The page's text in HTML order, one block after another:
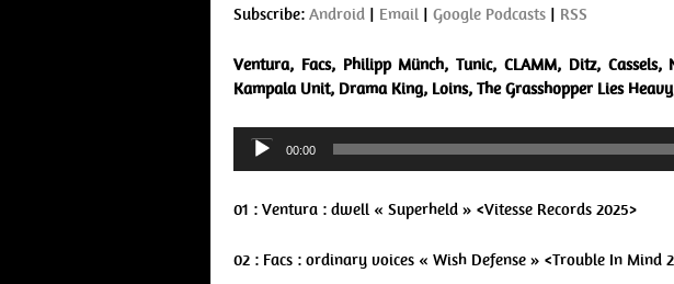
Subscribe: Android | Email | Google Podcasts | RSS
Ventura, Facs, Philipp Münch, Tunic, CLAMM, Ditz,
Kampala Unit, Drama King, Loins, The Grasshopper Lies
Audio
Player
00:00
01 : Ventura : dwell « Superheld » <Vitesse Records 2025>
02 : Facs : ordinary voices « Wish Defense » <Trouble In Mind